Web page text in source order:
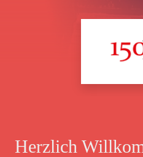
Herzlich